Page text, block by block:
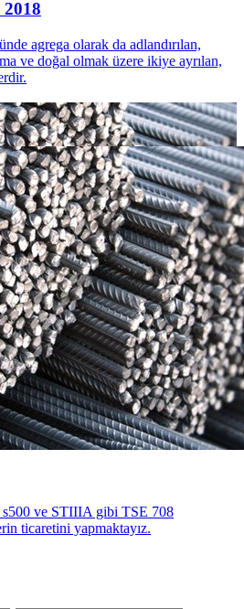
agrega olarak da adlandırılan,
ve doğal olmak üzere ikiye ayrılan,
s500 ve STIIIA gibi TSE 708
ticaretini yapmaktayız.